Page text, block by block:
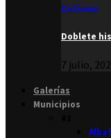
Ciclismo
Doblete
7 julio,
Galerías
Municipios